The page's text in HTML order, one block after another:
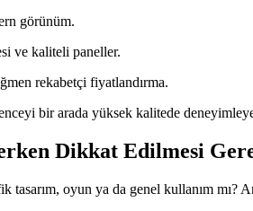
görünüm.
ve kaliteli paneller.
rekabetçi fiyatlandırma.
bir arada yüksek kalitede
Dikkat Edilmesi
tasarım, oyun ya da genel kullanım